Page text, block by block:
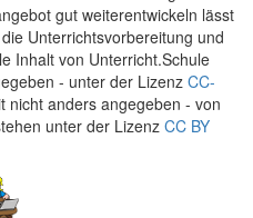
gut weiterentwickeln lässt
Unterrichtsvorbereitung und
Inhalt von Unterricht.Schule
- unter der Lizenz CC-
nicht anders angegeben - von
unter der Lizenz CC BY